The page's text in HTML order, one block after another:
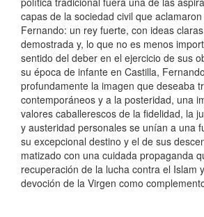
capas de la sociedad civil que
Fernando: un rey fuerte, con ideas
demostrada y, lo que no es menos
sentido del deber en el ejercicio de sus
su época de infante en Castilla,
profundamente la imagen que deseaba
contemporáneos y a la posteridad, una
valores caballerescos de la fidelidad, la
y austeridad personales se unían a una
su excepcional destino y el de sus
matizado con una cuidada propaganda
recuperación de la lucha contra el Islam
devoción de la Virgen como